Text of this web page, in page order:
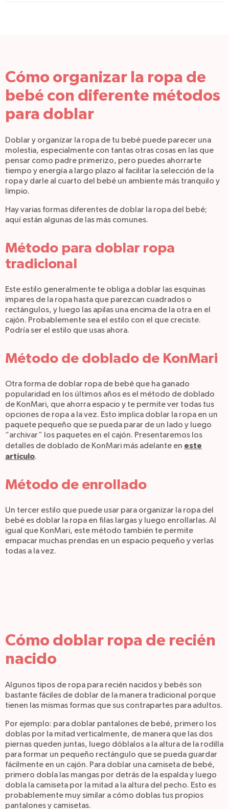
Cómo organizar la ropa de
bebé con diferente métodos
para doblar
Doblar y organizar la ropa de tu bebé puede parecer una
molestia, especialmente con tantas otras cosas en las que
pensar como padre primerizo, pero puedes ahorrarte
tiempo y energía a largo plazo al facilitar la selección de la
ropa y darle al cuarto del bebé un ambiente más tranquilo y
limpio.
Hay varias formas diferentes de doblar la ropa del bebé;
aquí están algunas de las más comunes.
Método para doblar ropa
tradicional
Este estilo generalmente te obliga a doblar las esquinas
impares de la ropa hasta que parezcan cuadrados o
rectángulos, y luego las apilas una encima de la otra en el
cajón. Probablemente sea el estilo con el que creciste.
Podría ser el estilo que usas ahora.
Método de doblado de KonMari
Otra forma de doblar ropa de bebé que ha ganado
popularidad en los últimos años es el método de doblado
de KonMari, que ahorra espacio y te permite ver todas tus
opciones de ropa a la vez. Esto implica doblar la ropa en un
paquete pequeño que se pueda parar de un lado y luego
“archivar” los paquetes en el cajón. Presentaremos los
detalles de doblado de KonMari más adelante en este
artículo.
Método de enrollado
Un tercer estilo que puede usar para organizar la ropa del
bebé es doblar la ropa en filas largas y luego enrollarlas. Al
igual que KonMari, este método también te permite
empacar muchas prendas en un espacio pequeño y verlas
todas a la vez.
Cómo doblar ropa de recién
nacido
Algunos tipos de ropa para recién nacidos y bebés son
bastante fáciles de doblar de la manera tradicional porque
tienen las mismas formas que sus contrapartes para adultos.
Por ejemplo: para doblar pantalones de bebé, primero los
doblas por la mitad verticalmente, de manera que las dos
piernas queden juntas, luego dóblalos a la altura de la rodilla
para formar un pequeño rectángulo que se pueda guardar
fácilmente en un cajón. Para doblar una camiseta de bebé,
primero dobla las mangas por detrás de la espalda y luego
dobla la camiseta por la mitad a la altura del pecho. Esto es
probablemente muy similar a cómo doblas tus propios
pantalones y camisetas.